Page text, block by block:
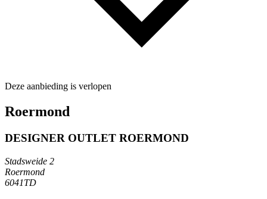
Deze aanbieding is verlopen
Roermond
DESIGNER OUTLET ROERMOND
Stadsweide 2
Roermond
6041TD